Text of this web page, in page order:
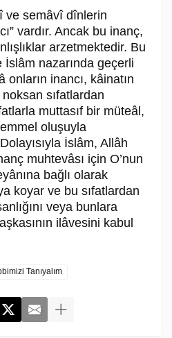
ve semâvî dînlerin
vardır. Ancak bu inanç,
arzetmektedir. Bu
İslâm nazarında geçerli
inancı, kâinatın
noksan sıfatlardan
muttasıf bir müteâl,
oluşuyla
İslâm, Allâh
muhtevâsı için O’nun
bağlı olarak
koyar ve bu sıfatlardan
veya bunlara
ilâvesini kabul
Tanıyalım